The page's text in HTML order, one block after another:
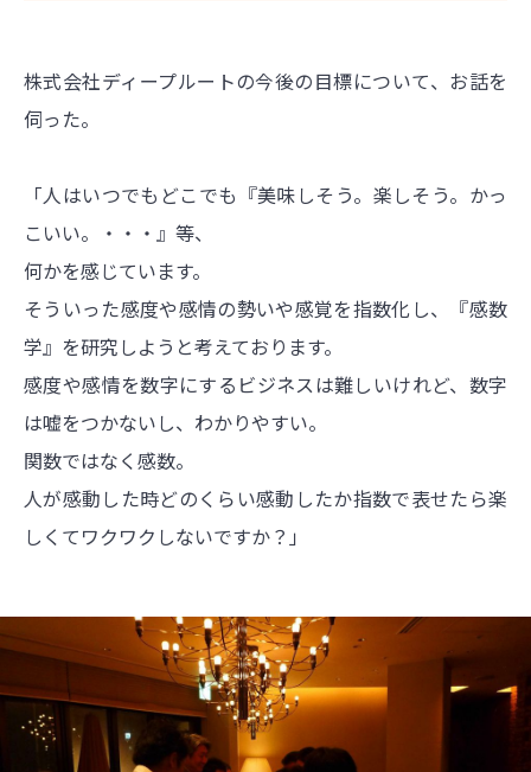
株式会社ディープルートの今後の目標について、お話を
伺った。
「人はいつでもどこでも『美味しそう。楽しそう。かっ
こいい。・・・』等、
何かを感じています。
そういった感度や感情の勢いや感覚を指数化し、『感数
学』を研究しようと考えております。
感度や感情を数字にするビジネスは難しいけれど、数字
は嘘をつかないし、わかりやすい。
関数ではなく感数。
人が感動した時どのくらい感動したか指数で表せたら楽
しくてワクワクしないですか？」